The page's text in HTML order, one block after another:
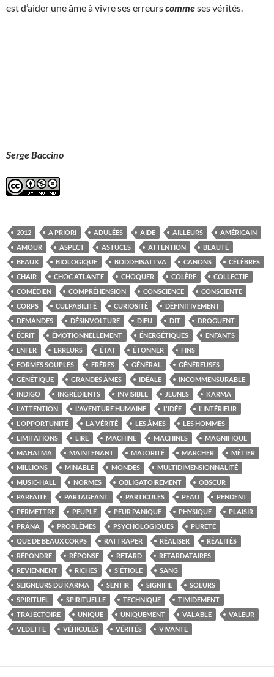
est d’aider une âme à vivre ses erreurscommeses vérités.
Serge Baccino
2012 A PRIORI ADULÉES AIDE AILLEURS
AMÉRICAIN
AMOUR
ASPECT ASTUCES ATTENTION
BEAUTÉ
BEAUX
BIOLOGIQUE BODDHISATTVA CANONS
CÉLÈBRES
CHAIR
CHOC ATLANTE CHOQUER COLÈRE
COLLECTIF
COMÉDIEN
COMPRÉHENSION CONSCIENCE
CONSCIENTE
CORPS
CULPABILITÉ CURIOSITÉ
DÉFINITIVEMENT
DEMANDES
DÉSINVOLTURE DIEU DIT
DROGUENT
ÉCRIT
ÉMOTIONNELLEMENT ÉNERGÉTIQUES
ENFANTS
ENFER
ERREURS ÉTAT ÉTONNER
FINS
FORMES SOUPLES
FRÈRES GÉNÉRAL
GÉNÉREUSES
GÉNÉTIQUE
GRANDES ÂMES IDÉALE
INCOMMENSURABLE
INDIGO
INGRÉDIENTS INVISIBLE JEUNES
KARMA
L'ATTENTION
L'AVENTURE HUMAINE L'IDÉE
L'INTÉRIEUR
L'OPPORTUNITÉ
LA VÉRITÉ LES ÂMES
LES HOMMES
LIMITATIONS
LIRE MACHINE MACHINES
MAGNIFIQUE
MAHATMA
MAINTENANT MAJORITÉ MARCHER
MÉTIER
MILLIONS
MINABLE MONDES
MULTIDIMENSIONNALITÉ
MUSIC-HALL
NORMES OBLIGATOIREMENT
OBSCUR
PARFAITE
PARTAGEANT PARTICULES PEAU
PENDENT
PERMETTRE
PEUPLE PEUR PANIQUE PHYSIQUE
PLAISIR
PRÂNA
PROBLÈMES PSYCHOLOGIQUES
PURETÉ
QUE DE BEAUX CORPS
RATTRAPER RÉALISER
RÉALITÉS
RÉPONDRE
RÉPONSE RETARD
RETARDATAIRES
REVIENNENT
RICHES S'ÉTIOLE
SANG
SEIGNEURS DU KARMA
SENTIR SIGNIFIE
SOEURS
SPIRITUEL
SPIRITUELLE TECHNIQUE
TIMIDEMENT
TRAJECTOIRE
UNIQUE UNIQUEMENT VALABLE
VALEUR
VEDETTE
VÉHICULÉS VÉRITÉS VIVANTE